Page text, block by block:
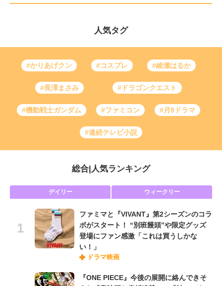
人気タグ
#かりあげクン #コスプレ #綾瀬はるか
#長澤まさみ #ドラゴンクエスト
#機動戦士ガンダム #ファミコン #月9ドラマ
#連続テレビ小説
総合 人気ランキング
デイリー ウィークリー
ファミマと『VIVANT』第2シーズンのコラ
ボがスタート！ “別班饅頭”や限定グッズ
登場にファン感激「これは買うしかな
い！」
ドラマ映画
『ONE PIECE』今後の展開に絡んできそ